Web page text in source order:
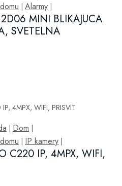
Alarmy
MINI BLIKAJUCA
SVETELNA
Dom
IP kamery
C220 IP, 4MPX, WIFI,